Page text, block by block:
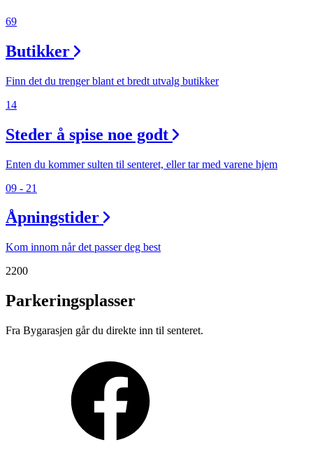
Magasin
Gavekort
69
Butikker
Finn det du trenger blant et bredt utvalg butikker
14
Steder å spise noe godt
Enten du kommer sulten til senteret, eller tar med varene hjem
09 - 21
Åpningstider
Kom innom når det passer deg best
2200
Parkeringsplasser
Fra Bygarasjen går du direkte inn til senteret.